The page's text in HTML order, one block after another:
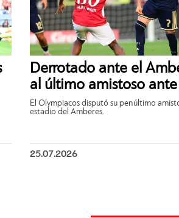
Derrotado ante el
al último amistoso
El Olympiacos disputó su penúltimo
estadio del Amberes.
25.07.2026